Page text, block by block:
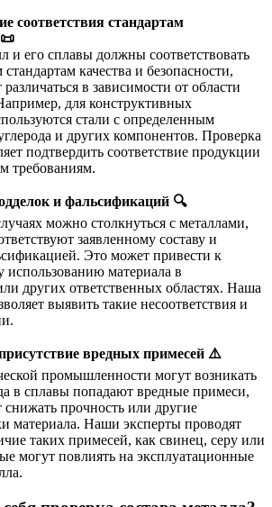
соответствия стандартам
и его сплавы должны соответствовать
качества и безопасности,
в зависимости от области
для конструктивных
стали с определенным
и других компонентов. Проверка
подтвердить соответствие продукции
требованиям.
и фальсификаций 🔍
можно столкнуться с металлами,
заявленному составу и
Это может привести к
использованию материала в
других ответственных областях. Наша
выявить такие несоответствия и
вредных примесей ⚠️
промышленности могут возникать
в сплавы попадают вредные примеси,
снижать прочность или другие
материала. Наши эксперты проводят
таких примесей, как свинец, серу или
могут повлиять на эксплуатационные